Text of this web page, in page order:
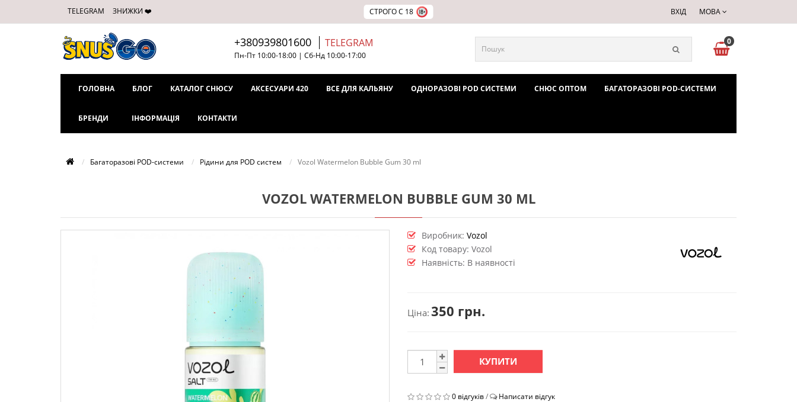
TELEGRAM ЗНИЖКИ ❤️ СТРОГО С 18 МОВА
ВХІД
+380939801600 TELEGRAM
Пн-Пт 10:00-18:00 | Сб-Нд 10:00-17:00
0
ГОЛОВНА БЛОГ КАТАЛОГ СНЮСУ АКСЕСУАРИ 420 ВСЕ ДЛЯ КАЛЬЯНУ ОДНОРАЗОВІ POD СИСТЕМИ СНЮС ОПТОМ БАГАТОРАЗОВІ POD-СИСТЕМИ
БРЕНДИ ІНФОРМАЦІЯ КОНТАКТИ
Багаторазові POD-системи Рідини для POD систем Vozol Watermelon Bubble Gum 30 ml
VOZOL WATERMELON BUBBLE GUM 30 ML
Виробник: Vozol
Код товару: Vozol
Наявність: В наявності
Ціна: 350 грн.
КУПИТИ
0 відгуків/ Написати відгук